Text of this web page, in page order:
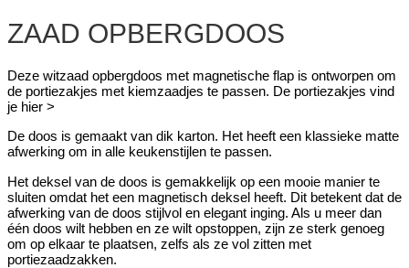
ZAAD OPBERGDOOS
Deze witzaad opbergdoos met magnetische flap is ontworpen om
de portiezakjes met kiemzaadjes te passen. De portiezakjes vind
je hier >
De doos is gemaakt van dik karton. Het heeft een klassieke matte
afwerking om in alle keukenstijlen te passen.
Het deksel van de doos is gemakkelijk op een mooie manier te
sluiten omdat het een magnetisch deksel heeft. Dit betekent dat de
afwerking van de doos stijlvol en elegant inging. Als u meer dan
één doos wilt hebben en ze wilt opstoppen, zijn ze sterk genoeg
om op elkaar te plaatsen, zelfs als ze vol zitten met
portiezaadzakken.